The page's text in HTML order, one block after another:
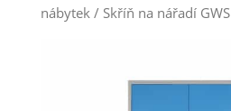
nábytek/ Skříň na nářadí GWS